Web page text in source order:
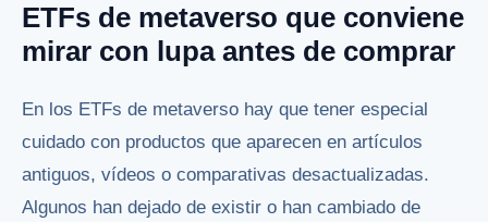
ETFs de metaverso que conviene
mirar con lupa antes de comprar
En los ETFs de metaverso hay que tener especial
cuidado con productos que aparecen en artículos
antiguos, vídeos o comparativas desactualizadas.
Algunos han dejado de existir o han cambiado de